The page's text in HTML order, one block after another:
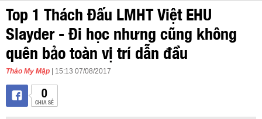
Top 1 Thách Đấu LMHT Việt EHU
Slayder - Đi học nhưng cũng không
quên bảo toàn vị trí dẫn đầu
Thảo My Mập | 15:13 07/08/2017
0
CHIA SẺ